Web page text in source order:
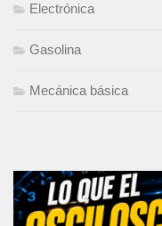
Electrónica
Gasolina
Mecánica básica